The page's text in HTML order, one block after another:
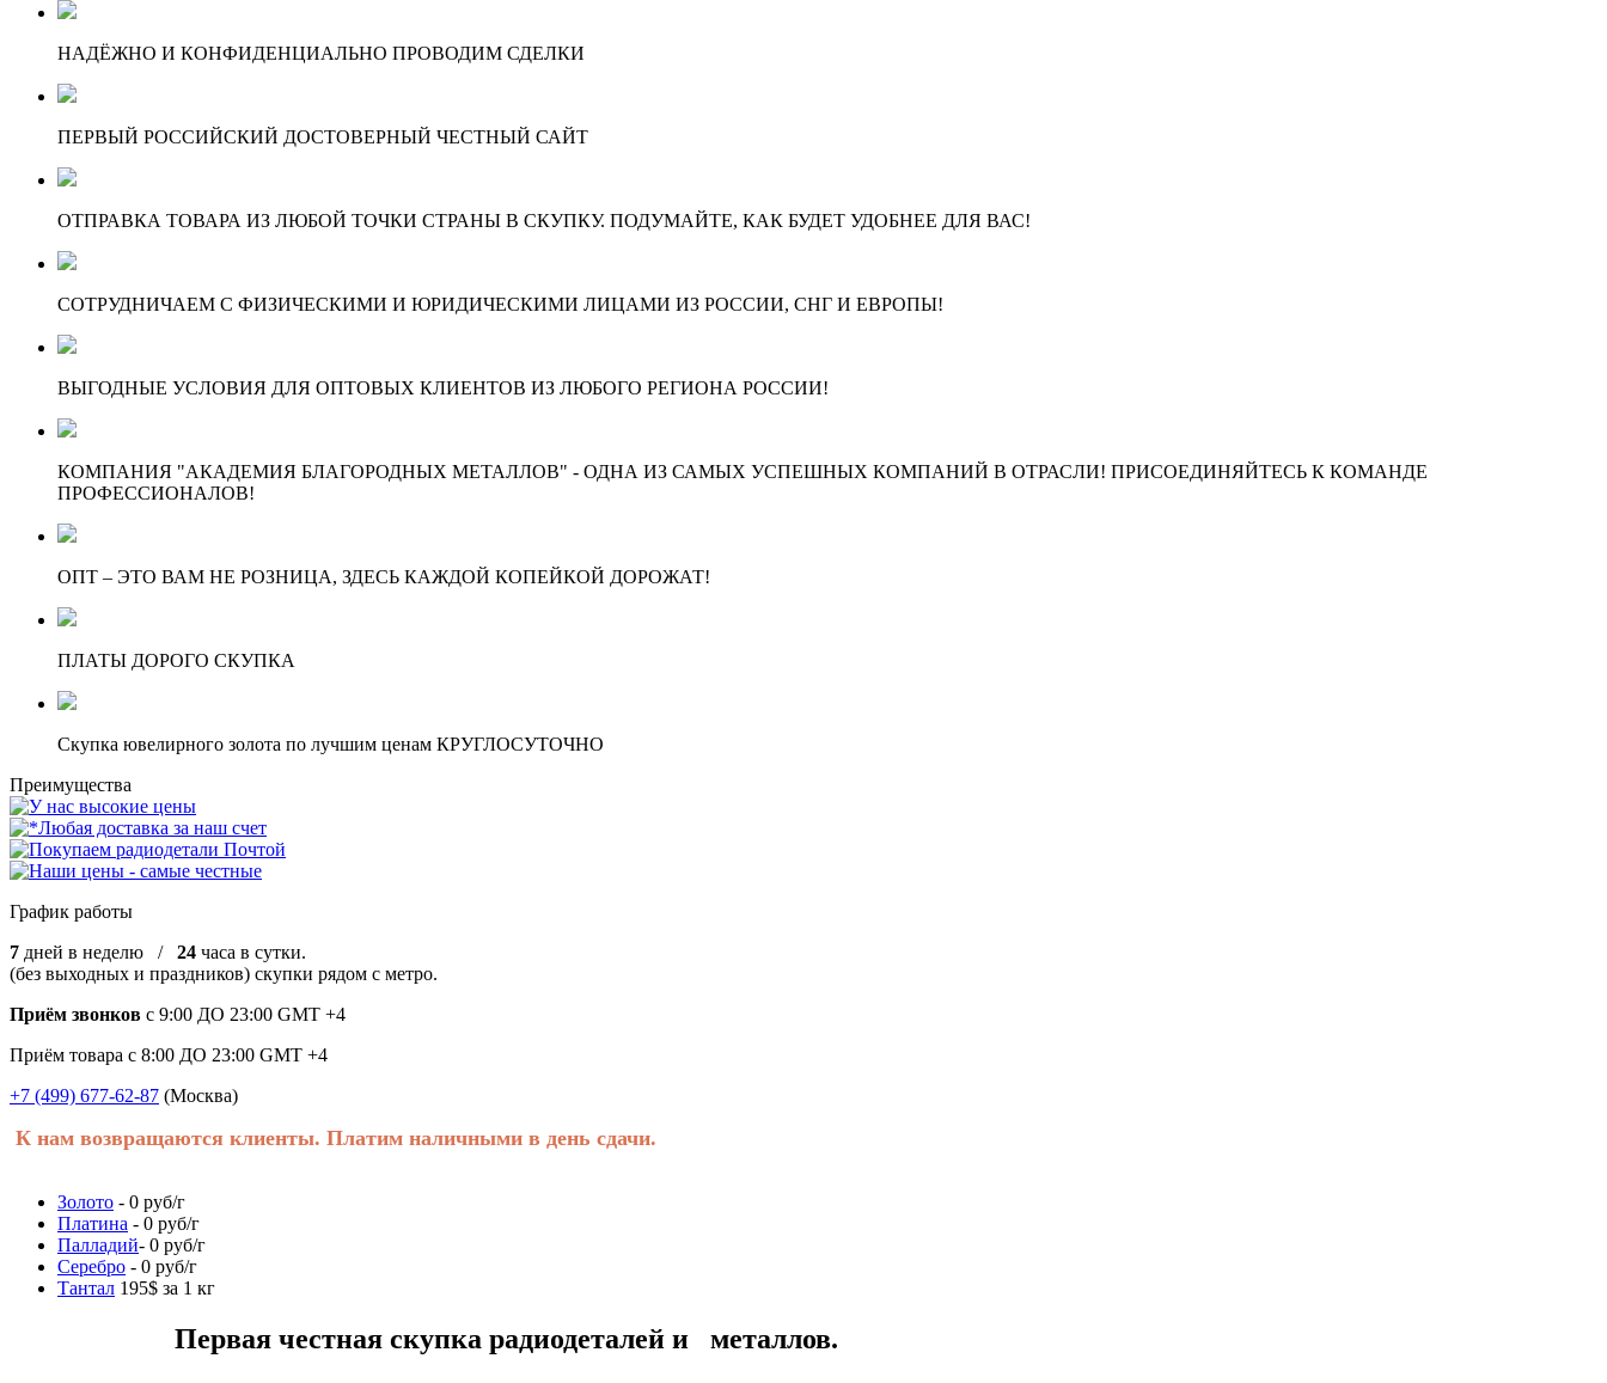
НАДЁЖНО И КОНФИДЕНЦИАЛЬНО ПРОВОДИМ СДЕЛКИ
ПЕРВЫЙ РОССИЙСКИЙ ДОСТОВЕРНЫЙ ЧЕСТНЫЙ САЙТ
ОТПРАВКА ТОВАРА ИЗ ЛЮБОЙ ТОЧКИ СТРАНЫ В СКУПКУ. ПОДУМАЙТЕ, КАК БУДЕТ УДОБНЕЕ ДЛЯ ВАС!
СОТРУДНИЧАЕМ С ФИЗИЧЕСКИМИ И ЮРИДИЧЕСКИМИ ЛИЦАМИ ИЗ РОССИИ, СНГ И ЕВРОПЫ!
ВЫГОДНЫЕ УСЛОВИЯ ДЛЯ ОПТОВЫХ КЛИЕНТОВ ИЗ ЛЮБОГО РЕГИОНА РОССИИ!
КОМПАНИЯ "АКАДЕМИЯ БЛАГОРОДНЫХ МЕТАЛЛОВ" - ОДНА ИЗ САМЫХ УСПЕШНЫХ КОМПАНИЙ В ОТРАСЛИ! ПРИСОЕДИНЯЙТЕСЬ К КОМАНДЕ
ПРОФЕССИОНАЛОВ!
ОПТ – ЭТО ВАМ НЕ РОЗНИЦА, ЗДЕСЬ КАЖДОЙ КОПЕЙКОЙ ДОРОЖАТ!
ПЛАТЫ ДОРОГО СКУПКА
Скупка ювелирного золота по лучшим ценам КРУГЛОСУТОЧНО
Преимущества
График работы
7 дней в неделю / 24 часа в сутки.
(без выходных и праздников) скупки рядом с метро.
Приём звонков с 9:00 ДО 23:00 GMT +4
Приём товара с 8:00 ДО 23:00 GMT +4
+7 (499) 677-62-87 (Москва)
К нам возвращаются клиенты. Платим наличными в день сдачи.
Золото - 0 руб/г
Платина - 0 руб/г
Палладий- 0 руб/г
Серебро - 0 руб/г
Тантал 195$ за 1 кг
Первая честная скупка радиодеталей и металлов.